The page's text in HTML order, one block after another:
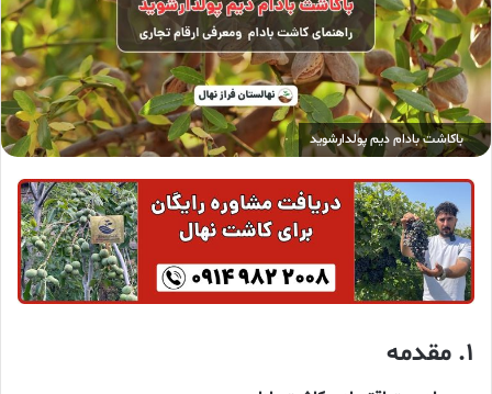
باکاشت بادام دیم پولدارشوید
۱. مقدمه